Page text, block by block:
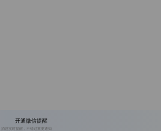
开通微信提醒
消息实时提醒，不错过重要通知